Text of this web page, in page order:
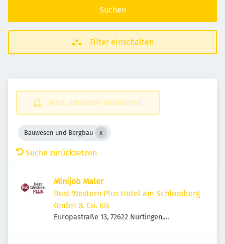
Suchen
Filter einschalten
Jetzt Jobalarm aktivieren!
Bauwesen und Bergbau
Suche zurücksetzen
Minijob Maler
Best Western Plus Hotel am Schlossberg
GmbH & Co. KG
Europastraße 13, 72622 Nürtingen,